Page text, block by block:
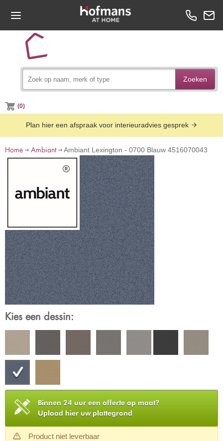
Zoeken
(0)
Plan hier een afspraak voor interieuradvies gesprek
Home Ambiant Ambiant Lexington - 0700 Blauw 4516070043
Kies een dessin:
Binnen 24 uur een offerte op maat?
Upload hier uw plattegrond
Product niet leverbaar